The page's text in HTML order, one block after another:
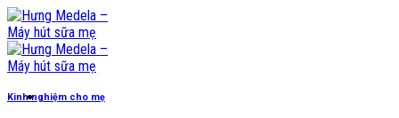
Skip
to
content
Kinh nghiệm cho mẹ